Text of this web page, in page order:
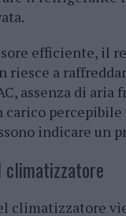
efficiente, il
a
assenza di
carico
indicare un
climatizzatore
climatizzatore